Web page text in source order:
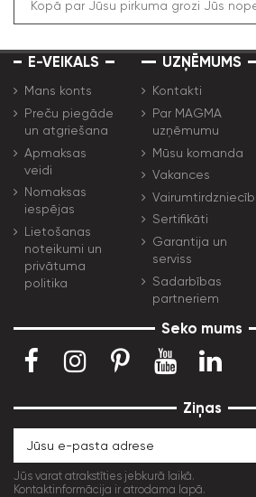
Kopā par Jūsu pirkuma grozi Jūs
E-VEIKALS
Mans konts
Preču piegāde
un atgriešana
Apmaksas
veidi
Nomaksas
iespējas
Lietošanas
noteikumi un
privātuma
politika
UZŅĒMUMS
Kontakti
Par MAGMA
uzņēmumu
Mūsu komanda
Vakances
Sertifikāti
Garantija un
serviss
Sadarbības
partneriem
Seko mums
Ziņas
Jūs varat atrakstīties jebkurā laikā.
Kontaktinformācija ir atrodama lapā.